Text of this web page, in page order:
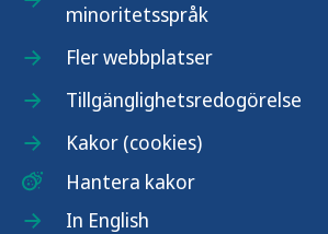
minoritetsspråk
Fler webbplatser
Tillgänglighetsredogörelse
Kakor (cookies)
Hantera kakor
In English